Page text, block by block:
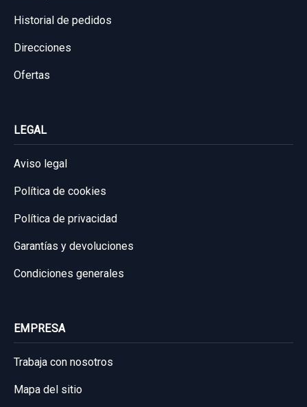
Historial de pedidos
Direcciones
Ofertas
LEGAL
Aviso legal
Política de cookies
Política de privacidad
Garantías y devoluciones
Condiciones generales
EMPRESA
Trabaja con nosotros
Mapa del sitio